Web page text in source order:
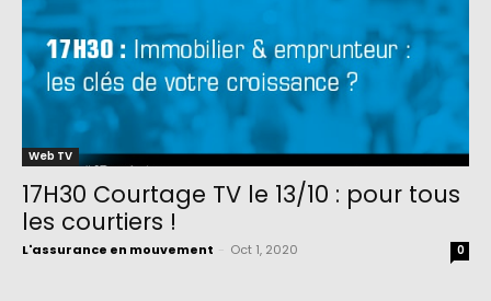
Web TV
17H30 Courtage TV le 13/10 : pour tous
les courtiers !
L'assurance en mouvement Oct 1, 2020 0